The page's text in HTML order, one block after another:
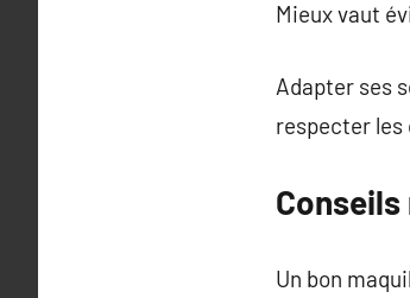
Mieux vaut
Adapter ses
respecter les
Un bon